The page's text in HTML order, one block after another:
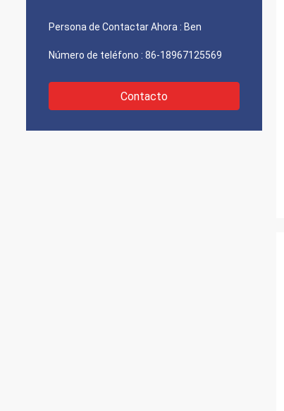
Persona de Contactar Ahora : Ben
Número de teléfono : 86-18967125569
Contacto